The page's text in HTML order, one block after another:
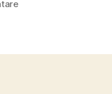
zu
Pressefreiheit